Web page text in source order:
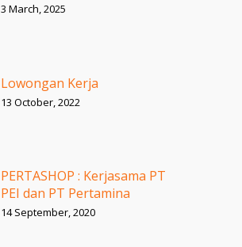
3 March, 2025
Lowongan Kerja
13 October, 2022
PERTASHOP : Kerjasama PT
PEI dan PT Pertamina
14 September, 2020